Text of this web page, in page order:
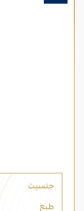
جنسیت
طبع